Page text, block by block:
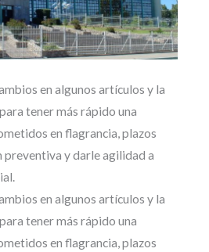
en algunos artículos y la
tener más rápido una
en flagrancia, plazos
preventiva y darle agilidad a
en algunos artículos y la
tener más rápido una
en flagrancia, plazos